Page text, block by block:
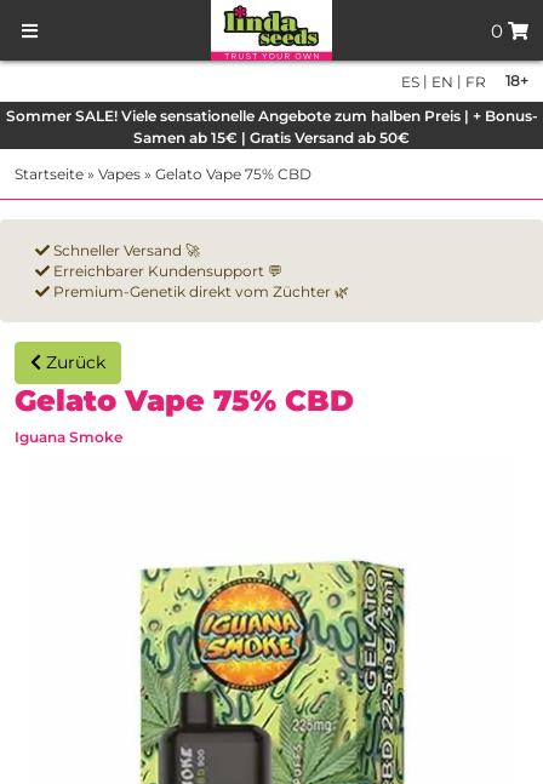
0
18+
ES | EN | FR
Sommer SALE! Viele sensationelle Angebote zum halben Preis | + Bonus-
Samen ab 15€ | Gratis Versand ab 50€
Startseite » Vapes » Gelato Vape 75% CBD
Schneller Versand 🚀
Erreichbarer Kundensupport 💬
Premium-Genetik direkt vom Züchter 🌿
Zurück
Gelato Vape 75% CBD
Iguana Smoke